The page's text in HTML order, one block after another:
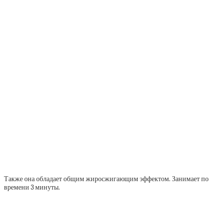
Также она обладает общим жиросжигающим эффектом. Занимает по
времени 3 минуты.